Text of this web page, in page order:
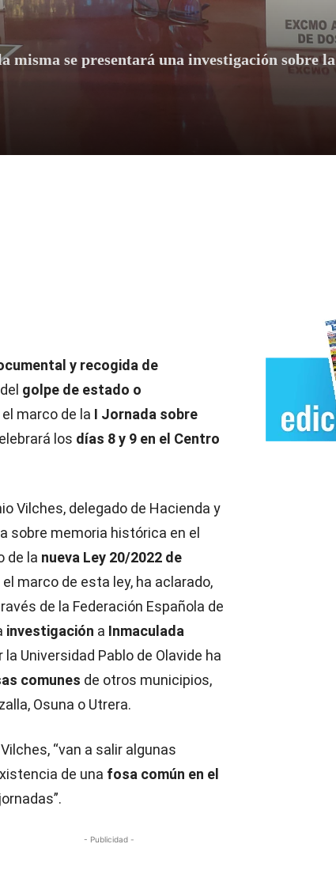
misma se presentará una investigación sobre la
y recogida de
del golpe de estado o
el marco de la I Jornada sobre
los días 8 y 9 en el Centro
Vilches, delegado de Hacienda y
sobre memoria histórica en el
de la nueva Ley 20/2022 de
el marco de esta ley, ha aclarado,
de la Federación Española de
investigación a Inmaculada
Universidad Pablo de Olavide ha
comunes de otros municipios,
Osuna o Utrera.
“van a salir algunas
de una fosa común en el
- Publicidad -